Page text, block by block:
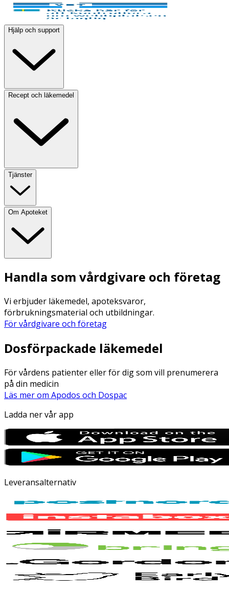
Hjälp och support
Recept och läkemedel
Tjänster
Om Apoteket
Handla som vårdgivare och företag
Vi erbjuder läkemedel, apoteksvaror,
förbrukningsmaterial och utbildningar.
För vårdgivare och företag
Dosförpackade läkemedel
För vårdens patienter eller för dig som vill prenumerera
på din medicin
Läs mer om Apodos och Dospac
Ladda ner vår app
Leveransalternativ